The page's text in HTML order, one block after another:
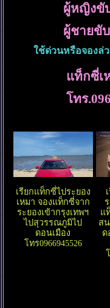
ผู้หญิงขับ
ผู้ชายขับ
ใช้ด่วนหรือจองล่วง
แท็กซี่เหมา
โทร
เรียกแท็กซี่ไประยอง
เหมา จองแท็กซี่จาก
ระยองเข้ากรุงเทพฯ
ไปสุวรรณภูมิไป
ดอนเมือง
โทร0966945526
แ
ส
ด